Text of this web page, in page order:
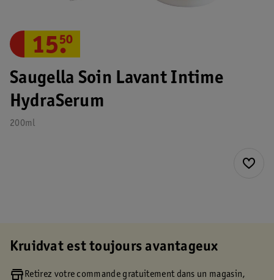
Saugella Soin Lavant Intime
HydraSerum
200ml
15.
50
Kruidvat est toujours avantageux
Retirez votre commande gratuitement dans un magasin,